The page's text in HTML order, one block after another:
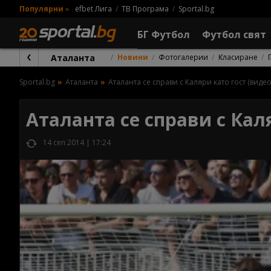
Популярни » efbet Лига ТВ Програма Sportal.bg
БГ Футбол Футбол свят
Аталанта Новини Фотогалерии Класиране
Sportal.bg Аталанта Аталанта се справи с Каляри като гост
Аталанта се справи с
14 сеп 2014 | 17:24